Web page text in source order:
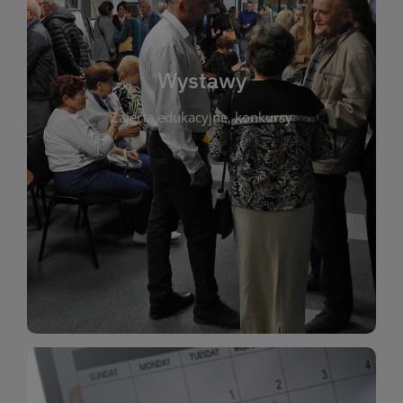
Wystawy
Zajęcia edukacyjne, konkursy
Wystawy
Biblioteka organizuje prezentujące zarówno
sztukę lokalnych twórców, jak i zbiory tematyczne.
W tej sekcji znajdziesz informacje o aktualnych
ekspozycjach oraz archiwum wystaw z
poprzednich lat. Prezentowane prace obejmują
malarstwo, fotografię, rękodzieło i inne formy
artystyczne. Każda wystawa to wyjątkowa okazja
do kontaktu z kulturą i sztuką w przestrzeni
biblioteki. Serdecznie zapraszamy wszystkich